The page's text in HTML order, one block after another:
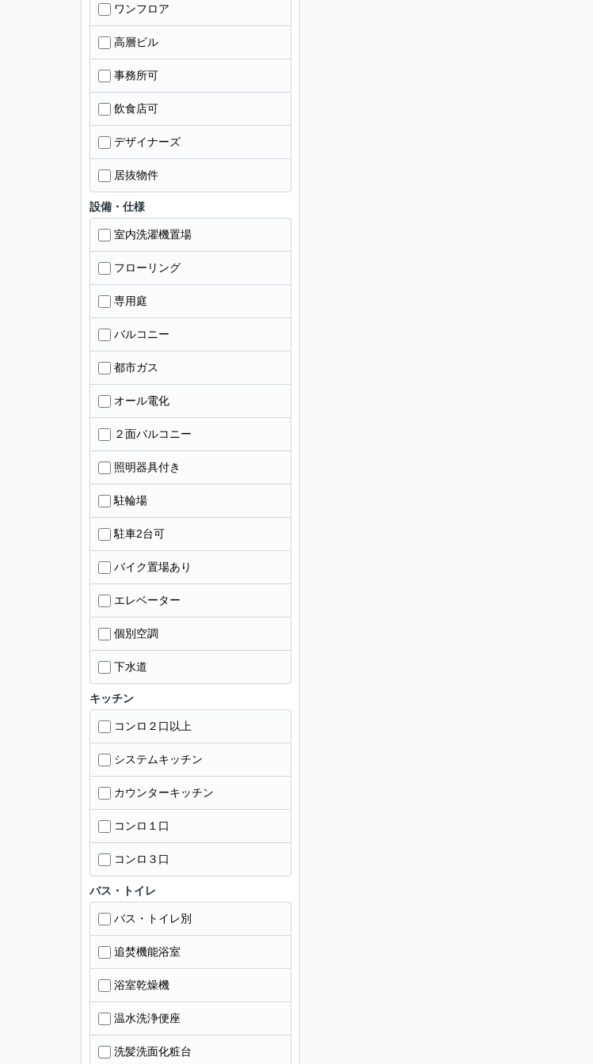
ワンフロア
高層ビル
事務所可
飲食店可
デザイナーズ
居抜物件
設備・仕様
室内洗濯機置場
フローリング
専用庭
バルコニー
都市ガス
オール電化
２面バルコニー
照明器具付き
駐輪場
駐車2台可
バイク置場あり
エレベーター
個別空調
下水道
キッチン
コンロ２口以上
システムキッチン
カウンターキッチン
コンロ１口
コンロ３口
バス・トイレ
バス・トイレ別
追焚機能浴室
浴室乾燥機
温水洗浄便座
洗髪洗面化粧台